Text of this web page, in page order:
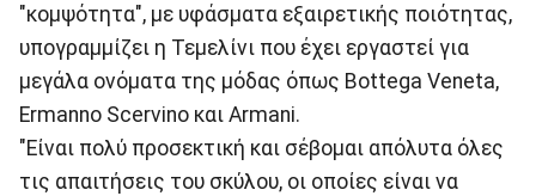
"κομψότητα", με υφάσματα εξαιρετικής ποιότητας,
υπογραμμίζει η Τεμελίνι που έχει εργαστεί για
μεγάλα ονόματα της μόδας όπως Bottega Veneta,
Ermanno Scervino και Armani.
"Είναι πολύ προσεκτική και σέβομαι απόλυτα όλες
τις απαιτήσεις του σκύλου, οι οποίες είναι να